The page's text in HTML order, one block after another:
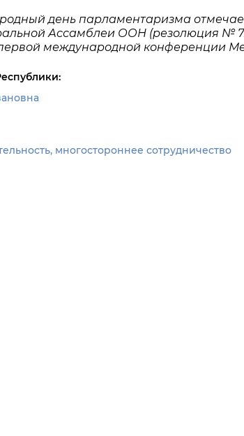
день парламентаризма
Ассамблеи ООН (резолюция №
первой международной конференции
многостороннее сотрудничество